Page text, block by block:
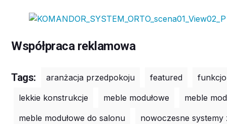
Współpraca reklamowa
Tags: aranżacja przedpokoju featured
lekkie konstrukcje
meble modułowe
meble
meble modułowe do salonu
nowoczesne systemy